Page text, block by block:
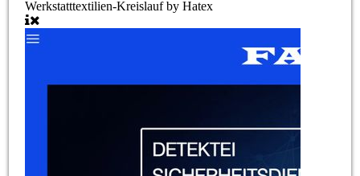
Werkstatttextilien-Kreislauf by Hatex